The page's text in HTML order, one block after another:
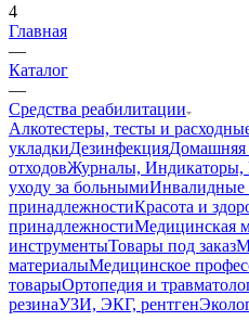
4
Главная
—
Каталог
—
Средства реабилитации
Алкотестеры, тесты и
укладкиДезинфекцияДомашняя
отходовЖурналы, Индикаторы,
уходу за больнымиИнвалидные
принадлежностиКрасота и
принадлежностиМедицинская
инструментыТовары под заказ
материалыМедицинское
товарыОртопедия и
резинаУЗИ, ЭКГ, рентген